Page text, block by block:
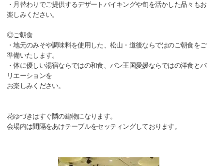
・月替わりでご提供するデザートバイキングや旬を活かした品々もお
楽しみください。
◎ご朝食
・地元のみそや調味料を使用した、松山・道後ならではのご朝食をご
準備いたします。
・体に優しい湯宿ならではの和食、パン王国愛媛ならではの洋食とバ
リエーションを
お楽しみください。
花ゆづきはすぐ隣の建物になります。
会場内は間隔をあけテーブルをセッティングしております。